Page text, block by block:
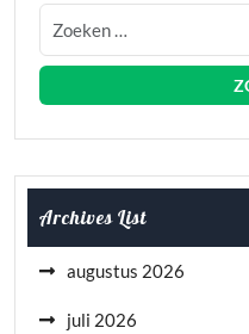
Archives List
augustus 2026
juli 2026